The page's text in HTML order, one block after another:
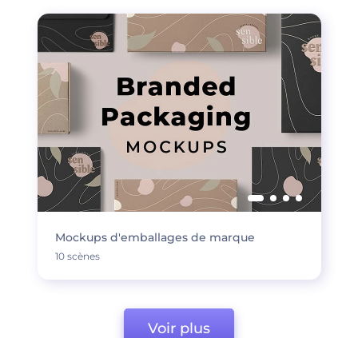
Mockups d'emballages de marque
10 scènes
Voir plus